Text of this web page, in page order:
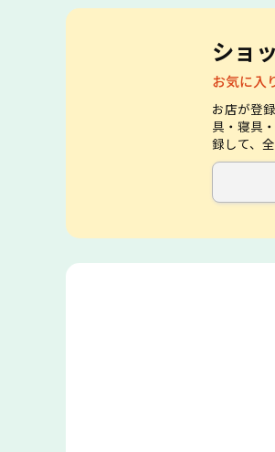
ショ
お気に入
お店が登
具・寝具
録して、